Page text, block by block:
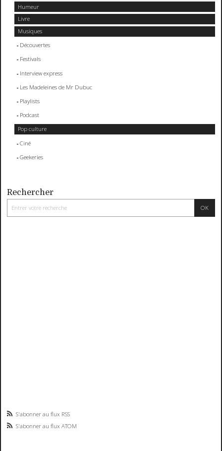
Humeur
Livre
Musiques
Découvertes
Festivals
Interview express
Les Madeleines de Mr Dubuc
Playlists
Podcast
Pop culture
Ciné
Geekeries
Rechercher
S'abonner au flux RSS
S'abonner au flux ATOM